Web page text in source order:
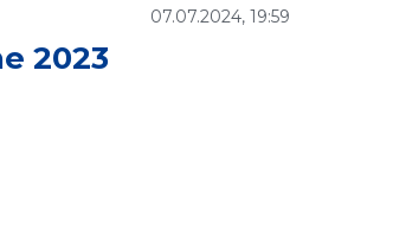
2023
07.07.2024, 19:59